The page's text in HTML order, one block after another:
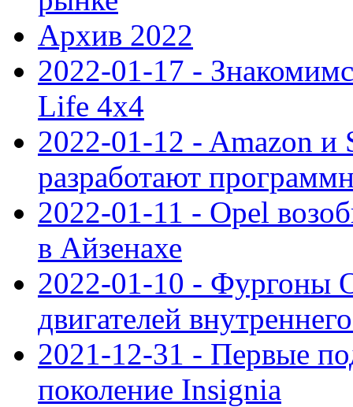
Архив 2022
2022-01-17 -
Life 4x4
2022-01-12 - Amazon и
разработают
2022-01-11 - Opel
в Айзенахе
2022-01-10 - Фургоны
двигателей
2021-12-31 - Первые
поколение Insignia